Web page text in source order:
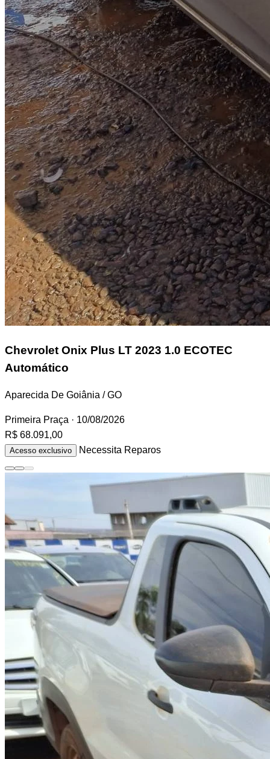
Chevrolet Onix Plus LT 2023 1.0 ECOTEC
Automático
Aparecida De Goiânia / GO
Primeira Praça · 10/08/2026
R$ 68.091,00
Acesso exclusivo Necessita Reparos